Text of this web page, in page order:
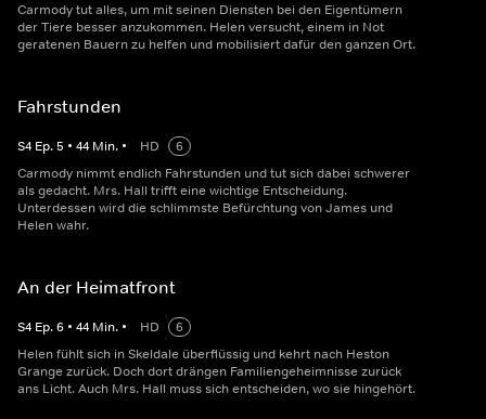
Carmody tut alles, um mit seinen Diensten bei den Eigentümern
der Tiere besser anzukommen. Helen versucht, einem in Not
geratenen Bauern zu helfen und mobilisiert dafür den ganzen Ort.
Fahrstunden
S4 Ep.5 • 44 Min. • HD
6
Carmody nimmt endlich Fahrstunden und tut sich dabei schwerer
als gedacht. Mrs. Hall trifft eine wichtige Entscheidung.
Unterdessen wird die schlimmste Befürchtung von James und
Helen wahr.
An der Heimatfront
S4 Ep.6 • 44 Min. • HD
6
Helen fühlt sich in Skeldale überflüssig und kehrt nach Heston
Grange zurück. Doch dort drängen Familiengeheimnisse zurück
ans Licht. Auch Mrs. Hall muss sich entscheiden, wo sie hingehört.